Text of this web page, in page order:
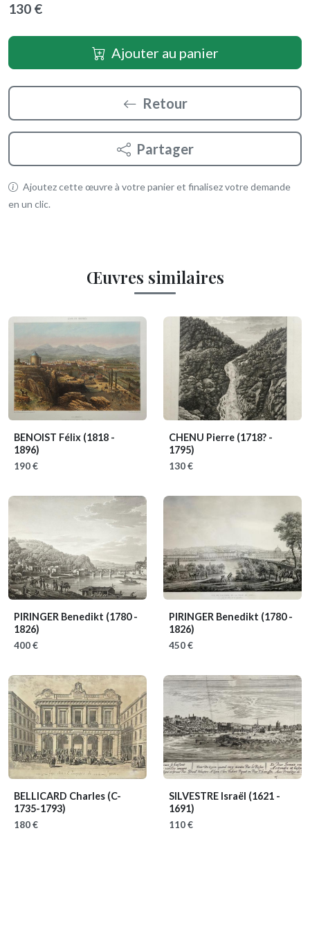
130 €
Ajouter au panier
Retour
Partager
Ajoutez cette œuvre à votre panier et finalisez votre demande
en un clic.
Œuvres similaires
BENOIST Félix (1818 -
1896)
190 €
CHENU Pierre (1718? -
1795)
130 €
PIRINGER Benedikt (1780 -
1826)
400 €
PIRINGER Benedikt (1780 -
1826)
450 €
BELLICARD Charles (C-
1735-1793)
180 €
SILVESTRE Israël (1621 -
1691)
110 €